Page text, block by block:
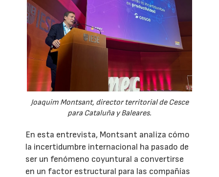
Joaquim Montsant, director territorial de Cesce
para Cataluña y Baleares.
En esta entrevista, Montsant analiza cómo
la incertidumbre internacional ha pasado de
ser un fenómeno coyuntural a convertirse
en un factor estructural para las compañías